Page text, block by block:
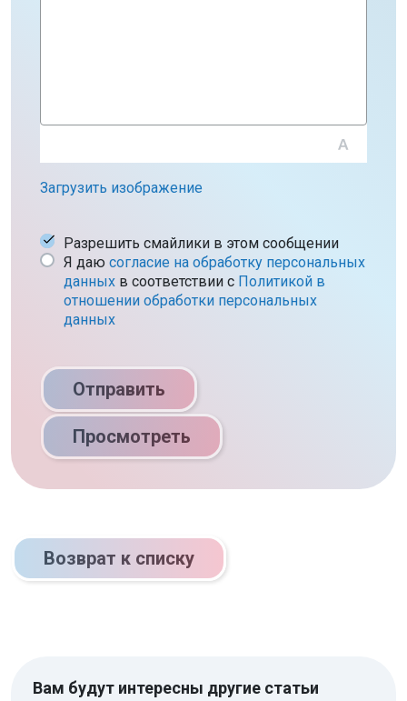
Загрузить изображение
Разрешить смайлики в этом сообщении
Я даю согласие на обработку персональных
данных в соответствии c Политикой в
отношении обработки персональных
данных
Отправить
Просмотреть
Возврат к списку
Вам будут интересны другие статьи